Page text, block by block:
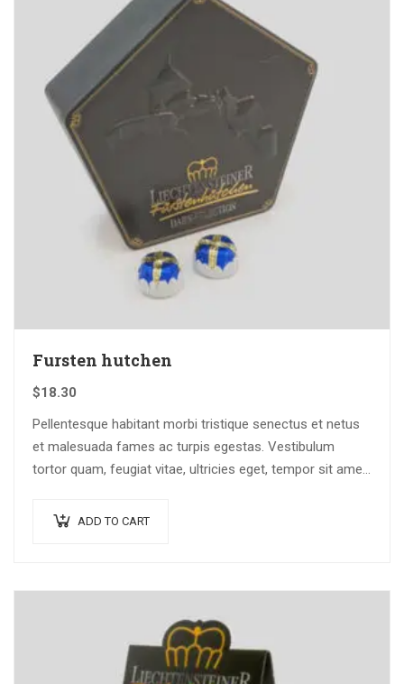
Fursten hutchen
$18.30
Pellentesque habitant morbi tristique senectus et netus
et malesuada fames ac turpis egestas. Vestibulum
tortor quam, feugiat vitae, ultricies eget, tempor sit amet,
ADD TO CART